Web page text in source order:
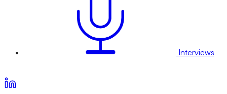
Interviews